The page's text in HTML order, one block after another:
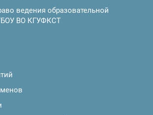
ведения образовательной
ВО КГУФКСТ